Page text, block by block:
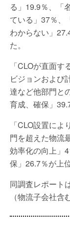
る」19.9％、「
ている」37％、
わからない」
た。
「CLOが直面
ビジョンおよび
達など他部門と
育成、確保」
「CLO設置に
門を超えた物流
効率化の向上」
保」26.7％が上
同調査レポート
（物流子会社含